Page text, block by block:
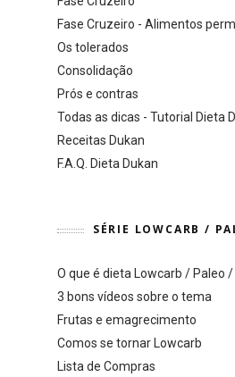
Fase Cruzeiro - Alimentos
Os tolerados
Consolidação
Prós e contras
Todas as dicas - Tutorial Dieta
Receitas Dukan
F.A.Q. Dieta Dukan
SÉRIE LOWCARB /
O que é dieta Lowcarb / Paleo /
3 bons vídeos sobre o tema
Frutas e emagrecimento
Comos se tornar Lowcarb
Lista de Compras